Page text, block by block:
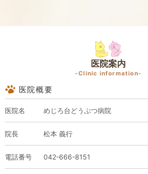
医院案内
-Clinic information-
医院概要
医院名 めじろ台どうぶつ病院
院長 松本 義行
電話番号 042-666-8151